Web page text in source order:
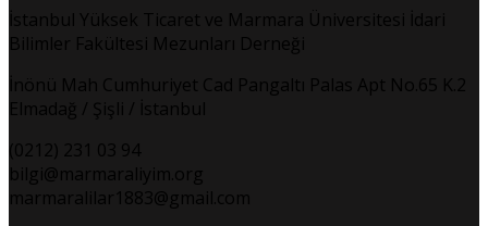
İstanbul Yüksek Ticaret ve Marmara Üniversitesi İdari
Bilimler Fakültesi Mezunları Derneği
İnönü Mah Cumhuriyet Cad Pangaltı Palas Apt No.65 K.2
Elmadağ / Şişli / İstanbul
(0212) 231 03 94
bilgi@marmaraliyim.org
marmaralilar1883@gmail.com